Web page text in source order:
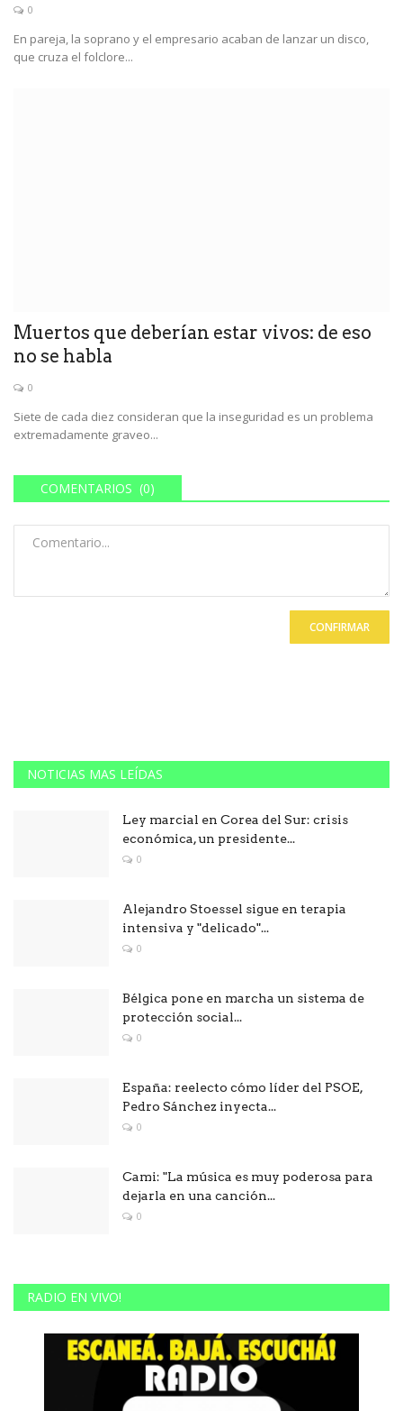
0
En pareja, la soprano y el empresario acaban de lanzar un disco,
que cruza el folclore...
Muertos que deberían estar vivos: de eso
no se habla
0
Siete de cada diez consideran que la inseguridad es un problema
extremadamente graveo...
COMENTARIOS (0)
CONFIRMAR
NOTICIAS MAS LEÍDAS
Ley marcial en Corea del Sur: crisis
económica, un presidente...
0
Alejandro Stoessel sigue en terapia
intensiva y "delicado"...
0
Bélgica pone en marcha un sistema de
protección social...
0
España: reelecto cómo líder del PSOE,
Pedro Sánchez inyecta...
0
Cami: "La música es muy poderosa para
dejarla en una canción...
0
RADIO EN VIVO!